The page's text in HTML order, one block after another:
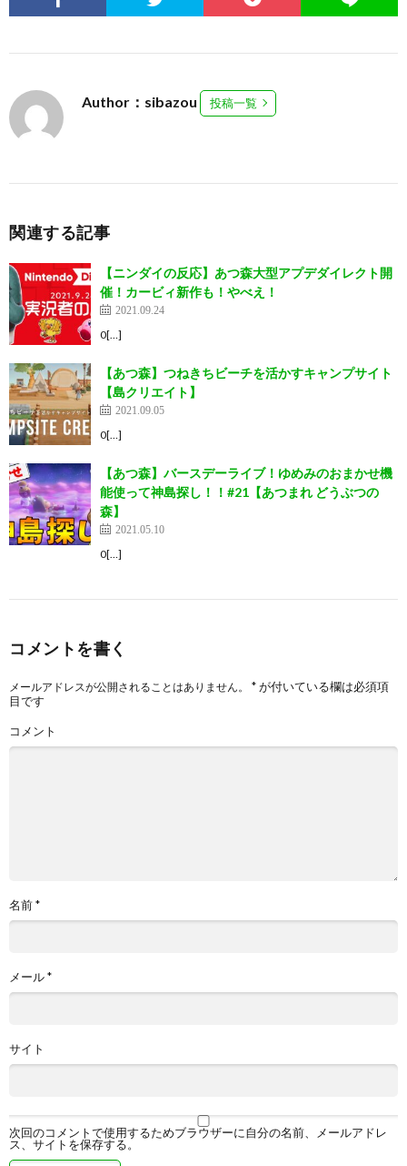
Author：sibazou 投稿一覧
関連する記事
【ニンダイの反応】あつ森大型アプデダイレクト開
催！カービィ新作も！やべえ！
2021.09.24
0[…]
【あつ森】つねきちビーチを活かすキャンプサイト
【島クリエイト】
2021.09.05
0[…]
【あつ森】バースデーライブ！ゆめみのおまかせ機
能使って神島探し！！#21【あつまれ どうぶつの
森】
2021.05.10
0[…]
コメントを書く
メールアドレスが公開されることはありません。 *が付いている欄は必須項
目です
コメント
名前*
メール*
サイト
次回のコメントで使用するためブラウザーに自分の名前、メールアドレ
ス、サイトを保存する。